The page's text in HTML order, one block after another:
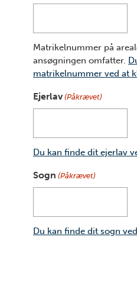
Matrikelnummer på
ansøgningen omfatter.
matrikelnummer ved at
Ejerlav (Påkrævet)
Du kan finde dit ejerlav
Sogn (Påkrævet)
Du kan finde dit sogn